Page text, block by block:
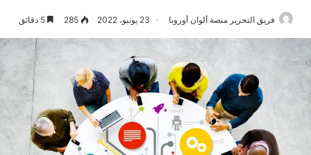
فريق التحرير منصة ألوان أوروبا 23 يونيو، 2022 285 5 دقائق